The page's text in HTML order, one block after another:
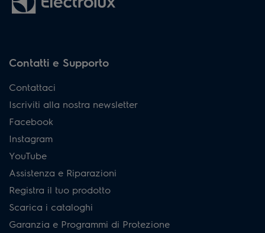
Contatti e Supporto
Contattaci
Iscriviti alla nostra newsletter
Facebook
Instagram
YouTube
Assistenza e Riparazioni
Registra il tuo prodotto
Scarica i cataloghi
Garanzia e Programmi di Protezione